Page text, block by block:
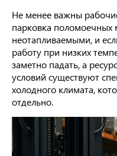
Не менее важны
парковка
неотапливаемыми, и
работу при низких
заметно падать, а
условий существуют
холодного климата,
отдельно.